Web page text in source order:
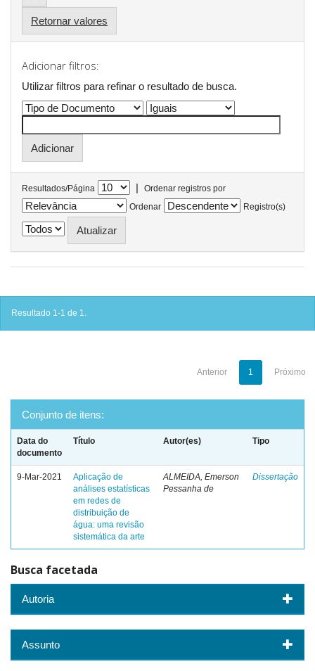
Retornar valores
Adicionar filtros:
Utilizar filtros para refinar o resultado de busca.
Resultados/Página |
Ordenar registros por
Ordenar
Registro(s)
Resultado 1-1 de 1.
Anterior 1 Próximo
Conjunto de itens:
Data do
documento
Título Autor(es) Tipo
9-Mar-2021
Aplicação de
análises estatísticas
em redes de
distribuição de
água: uma revisão
sistemática da arte
ALMEIDA, Emerson
Pessanha de
Dissertação
Busca facetada
Autoria
Assunto